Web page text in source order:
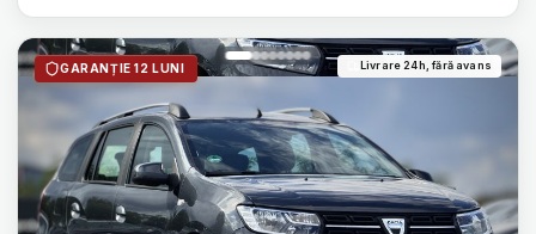
GARANȚIE 12 LUNI Livrare 24h, fără avans